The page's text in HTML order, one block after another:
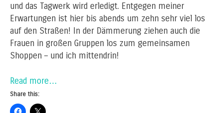
und das Tagwerk wird erledigt. Entgegen meiner
Erwartungen ist hier bis abends um zehn sehr viel los
auf den Straßen! In der Dämmerung ziehen auch die
Frauen in großen Gruppen los zum gemeinsamen
Shoppen – und ich mittendrin!
Read more…
Share this: